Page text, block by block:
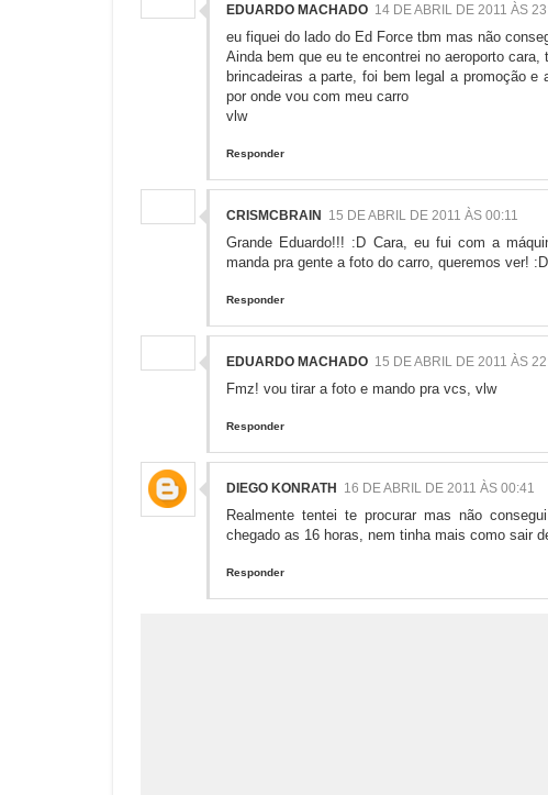
EDUARDO MACHADO 14 DE ABRIL DE 2011 ÀS
eu fiquei do lado do Ed Force tbm mas não
Ainda bem que eu te encontrei no aeroporto
brincadeiras a parte, foi bem legal a promoção e
por onde vou com meu carro
vlw
Responder
CRISMCBRAIN 15 DE ABRIL DE 2011 ÀS 00:11
Grande Eduardo!!! :D Cara, eu fui com a
manda pra gente a foto do carro, queremos ver! :D
Responder
EDUARDO MACHADO 15 DE ABRIL DE 2011 ÀS
Fmz! vou tirar a foto e mando pra vcs, vlw
Responder
DIEGO KONRATH 16 DE ABRIL DE 2011 ÀS 00:41
Realmente tentei te procurar mas não
chegado as 16 horas, nem tinha mais como sair
Responder